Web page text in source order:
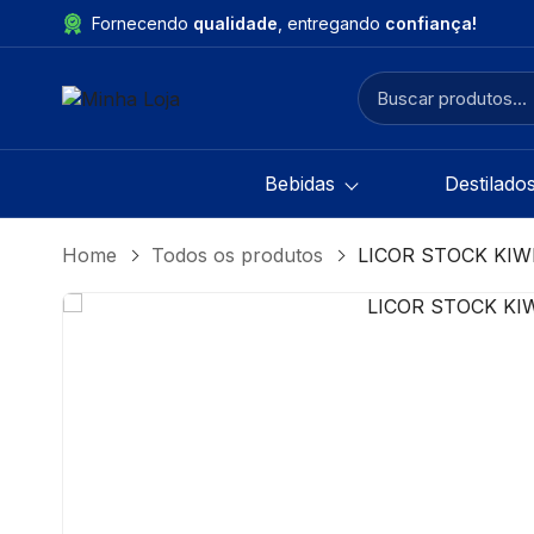
Fornecendo qualidade , entregando confiança!
Bebidas Destilados
Home Todos os produtos LICOR STOCK